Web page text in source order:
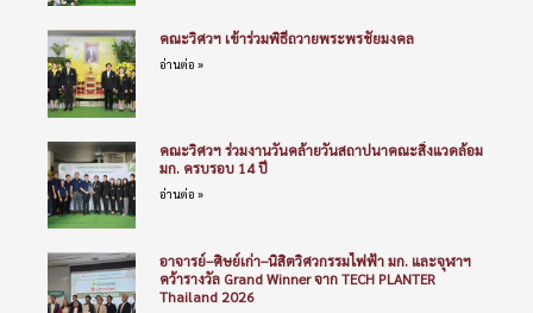
คณะวิศวฯ เข้าร่วมพิธีถวายพระพรชัยมงคล
อ่านต่อ »
คณะวิศวฯ ร่วมงานวันคล้ายวันสถาปนาคณะสิ่งแวดล้อม
มก. ครบรอบ 14 ปี
อ่านต่อ »
อาจารย์–ศิษย์เก่า–นิสิตวิศวกรรมไฟฟ้า มก. และจุฬาฯ
คว้ารางวัล Grand Winner จาก TECH PLANTER
Thailand 2026